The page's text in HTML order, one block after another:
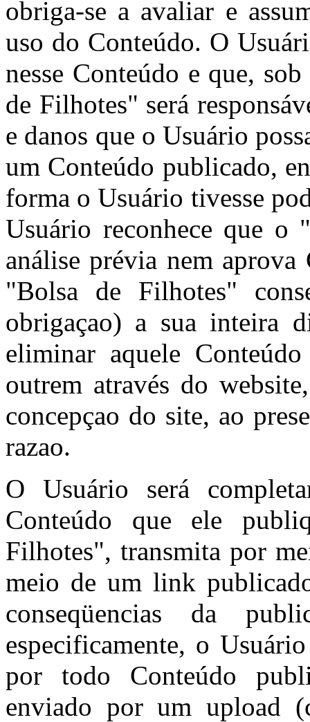
obriga-se a avaliar e
uso do Conteúdo. O
nesse Conteúdo e que,
de Filhotes" será
e danos que o Usuário
um Conteúdo publicado,
forma o Usuário tivesse
Usuário reconhece que o
análise prévia nem
"Bolsa de Filhotes"
obrigaçao) a sua inteira
eliminar aquele
outrem através do
concepçao do site, ao
razao.
O Usuário será
Conteúdo que ele
Filhotes", transmita por
meio de um link
conseqüencias da
especificamente, o
por todo Conteúdo
enviado por um upload